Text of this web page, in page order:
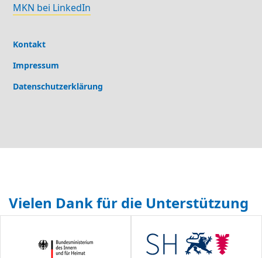
MKN bei LinkedIn
Kontakt
Impressum
Datenschutzerklärung
Vielen Dank für die Unterstützung